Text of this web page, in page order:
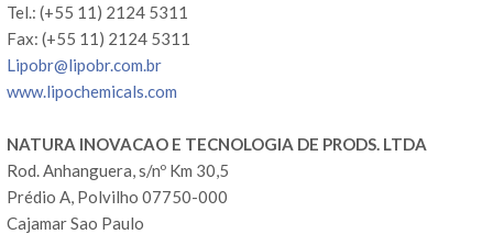
Tel.: (+55 11) 2124 5311
Fax: (+55 11) 2124 5311
Lipobr@lipobr.com.br
www.lipochemicals.com
NATURA INOVACAO E TECNOLOGIA DE PRODS. LTDA
Rod. Anhanguera, s/nº Km 30,5
Prédio A, Polvilho 07750-000
Cajamar Sao Paulo